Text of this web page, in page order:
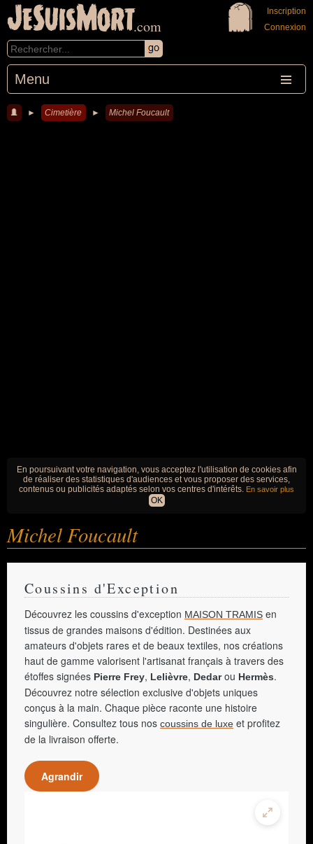
JeSuisMort.com
Menu
Inscription
Connexion
► Cimetière ► Michel Foucault
En poursuivant votre navigation, vous acceptez l'utilisation de cookies afin
de réaliser des statistiques d'audiences et vous proposer des services,
contenus ou publicités adaptés selon vos centres d'intérêts. En savoir plus
OK
Michel Foucault
Coussins d'Exception
Découvrez les coussins d'exception MAISON TRAMIS en
tissus de grandes maisons d'édition. Destinées aux
amateurs d'objets rares et de beaux textiles, nos créations
haut de gamme valorisent l'artisanat français à travers des
étoffes signées Pierre Frey, Lelièvre, Dedarou Hermès.
Découvrez notre sélection exclusive d'objets uniques
conçus à la main. Chaque pièce raconte une histoire
singulière. Consultez tous nos coussins de luxe et profitez
de la livraison offerte.
Agrandir